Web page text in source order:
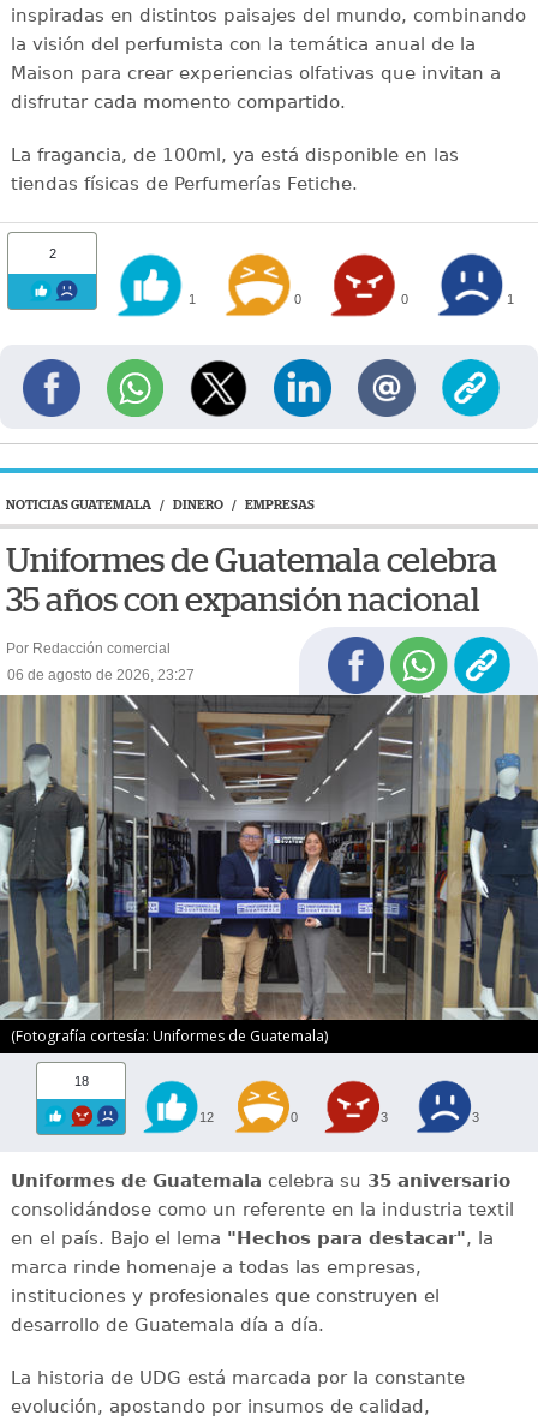
inspiradas en distintos paisajes del mundo, combinando
la visión del perfumista con la temática anual de la
Maison para crear experiencias olfativas que invitan a
disfrutar cada momento compartido.
La fragancia, de 100ml, ya está disponible en las
tiendas físicas de Perfumerías Fetiche.
2
1 0 0 1
NOTICIAS GUATEMALA / DINERO / EMPRESAS
Uniformes de Guatemala celebra
35 años con expansión nacional
Por Redacción comercial
06 de agosto de 2026, 23:27
(Fotografía cortesía: Uniformes de Guatemala)
18
12 0 3 3
Uniformes de Guatemala celebra su 35 aniversario
consolidándose como un referente en la industria textil
en el país. Bajo el lema "Hechos para destacar", la
marca rinde homenaje a todas las empresas,
instituciones y profesionales que construyen el
desarrollo de Guatemala día a día.
La historia de UDG está marcada por la constante
evolución, apostando por insumos de calidad,